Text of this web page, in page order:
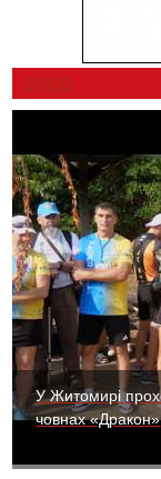
ВІДЕО
У Житомирі
човнах «Дракон»